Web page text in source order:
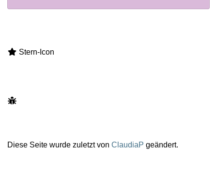
Stern-Icon
Diese Seite wurde zuletzt von ClaudiaP geändert.